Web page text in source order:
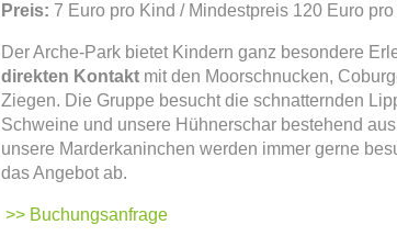
Preis: 7 Euro pro Kind / Mindestpreis 120 Euro pro
Der Arche-Park bietet Kindern ganz besondere
direkten Kontakt mit den Moorschnucken,
Ziegen. Die Gruppe besucht die schnatternden
Schweine und unsere Hühnerschar bestehend
unsere Marderkaninchen werden immer gerne
das Angebot ab.
>> Buchungsanfrage